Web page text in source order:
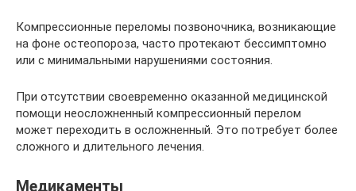
Компрессионные переломы позвоночника, возникающие
на фоне остеопороза, часто протекают бессимптомно
или с минимальными нарушениями состояния.
При отсутствии своевременно оказанной медицинской
помощи неосложненный компрессионный перелом
может переходить в осложненный. Это потребует более
сложного и длительного лечения.
Медикаменты